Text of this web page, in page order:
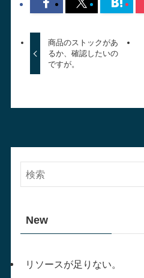
商品のストックがあ
るか、確認したいの
ですが。
New
リソースが足りない。